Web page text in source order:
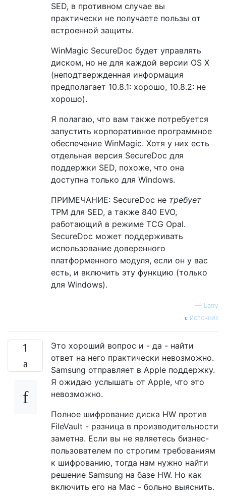
SED, в противном случае вы
практически не получаете пользы от
встроенной защиты.
WinMagic SecureDoc будет управлять
диском, но не для каждой версии OS X
(неподтвержденная информация
предполагает 10.8.1: хорошо, 10.8.2: не
хорошо).
Я полагаю, что вам также потребуется
запустить корпоративное программное
обеспечение WinMagic. Хотя у них есть
отдельная версия SecureDoc для
поддержки SED, похоже, что она
доступна только для Windows.
ПРИМЕЧАНИЕ: SecureDoc не требует
TPM для SED, а также 840 EVO,
работающий в режиме TCG Opal.
SecureDoc может поддерживать
использование доверенного
платформенного модуля, если он у вас
есть, и включить эту функцию (только
для Windows).
— Larry
источник
1
Это хороший вопрос и - да - найти
ответ на него практически невозможно.
Samsung отправляет в Apple поддержку.
Я ожидаю услышать от Apple, что это
невозможно.
Полное шифрование диска HW против
FileVault - разница в производительности
заметна. Если вы не являетесь бизнес-
пользователем по строгим требованиям
к шифрованию, тогда нам нужно найти
решение Samsung на базе HW. Но как
включить его на Mac - больно выяснить.